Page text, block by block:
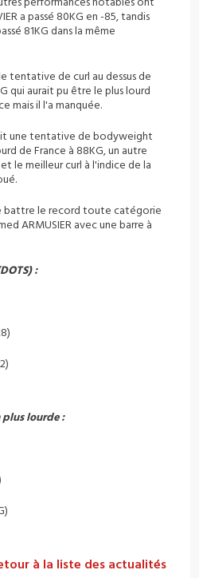
a passé 80KG en -85, tandis
81KGdans la même
tentative de curl au dessus de
qui aurait pu être le plus lourd
mais ill'a manquée.
une tentative de bodyweight
de France à 88KG, un autre
le meilleurcurl à l'indice de la
battre le record toute catégorie
ARMUSIER avec une barre à
:
plus lourde :
à la liste des actualités